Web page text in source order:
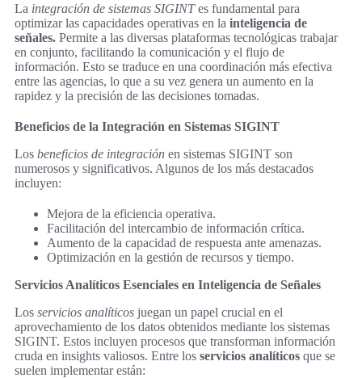
La integración de sistemas SIGINTes fundamental para
optimizar las capacidades operativas en la inteligencia de
señales. Permite a las diversas plataformas tecnológicas trabajar
en conjunto, facilitando la comunicación y el flujo de
información. Esto se traduce en una coordinación más efectiva
entre las agencias, lo que a su vez genera un aumento en la
rapidez y la precisión de las decisiones tomadas.
Beneficios de la Integración en Sistemas SIGINT
Los beneficios de integración en sistemas SIGINT son
numerosos y significativos. Algunos de los más destacados
incluyen:
Mejora de la eficiencia operativa.
Facilitación del intercambio de información crítica.
Aumento de la capacidad de respuesta ante amenazas.
Optimización en la gestión de recursos y tiempo.
Servicios Analíticos Esenciales en Inteligencia de Señales
Los servicios analíticos juegan un papel crucial en el
aprovechamiento de los datos obtenidos mediante los sistemas
SIGINT. Estos incluyen procesos que transforman información
cruda en insights valiosos. Entre los servicios analíticos que se
suelen implementar están: